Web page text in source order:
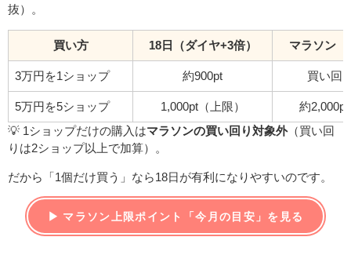
抜）。
買い方 18日（ダイヤ+3倍） マラソン
3万円を1ショップ 約900pt 買い回
5万円を5ショップ 1,000pt（上限） 約
💡 1ショップだけの購入はマラソンの買い回り対象外（買い回
りは2ショップ以上で加算）。
だから「1個だけ買う」なら18日が有利になりやすいのです。
▶ マラソン上限ポイント「今月の目安」を見る